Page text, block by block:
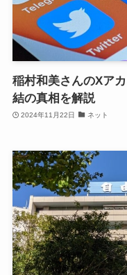
稲村和美さんのXア
結の真相を解説
2024年11月22日 ネット